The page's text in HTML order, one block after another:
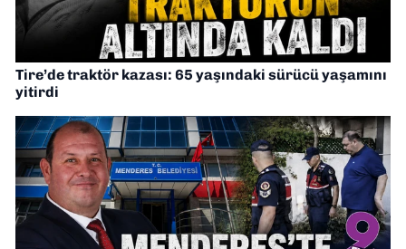
Tire’de traktör kazası: 65 yaşındaki sürücü yaşamını
yitirdi